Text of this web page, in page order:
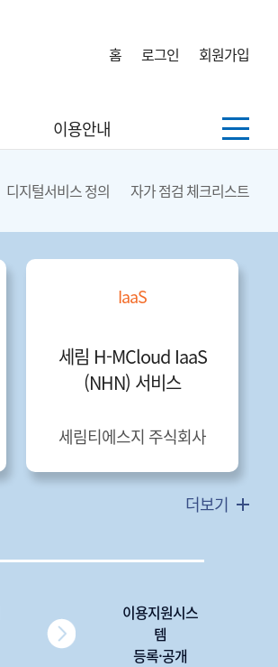
홈 로그인 회원가입
이용안내
디지털서비스 정의 자가 점검 체크리스트
IaaS
세림 H-MCloud IaaS
(NHN) 서비스
세림티에스지 주식회사
더보기
이용지원시스
템
등록·공개